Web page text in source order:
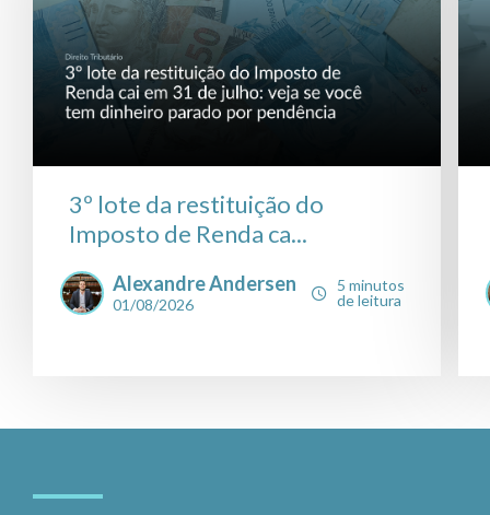
3º lote da restituição do
Imposto de Renda ca...
Alexandre Andersen
01/08/2026
5 minutos
de leitura